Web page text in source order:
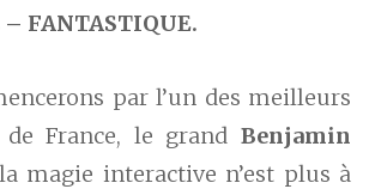
FANTASTIQUE.
par l’un des meilleurs
France, le grand Benjamin
magie interactive n’est plus à